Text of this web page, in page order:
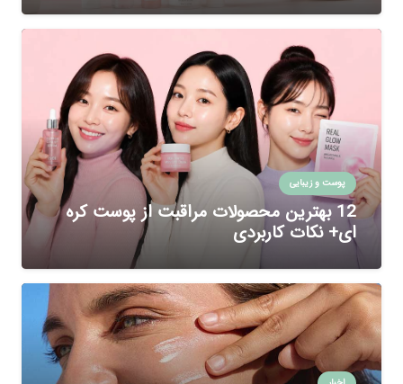
پوست و زیبایی
12 بهترین محصولات مراقبت از پوست کره
ای+ نکات کاربردی